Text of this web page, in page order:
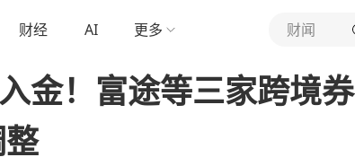
财经 AI 更多 财闻
金！富途等三家跨境券